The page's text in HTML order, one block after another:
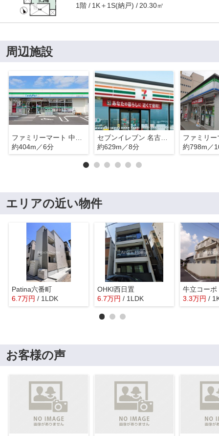
1階 1K＋1S(納戸) 20.30㎡
周辺施設
約404m／6分
セブンイレブン 名古屋松葉町1丁目店
約629m／8分
約798m／
エリアの近い物件
Patina六番町
6.7万円 / 1LDK
OHKI西日置
6.7万円 / 1LDK
牛立コーポ
3.3万円 /
お客様の声